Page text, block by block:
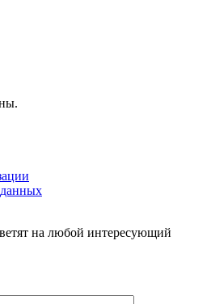
на любой интересующий